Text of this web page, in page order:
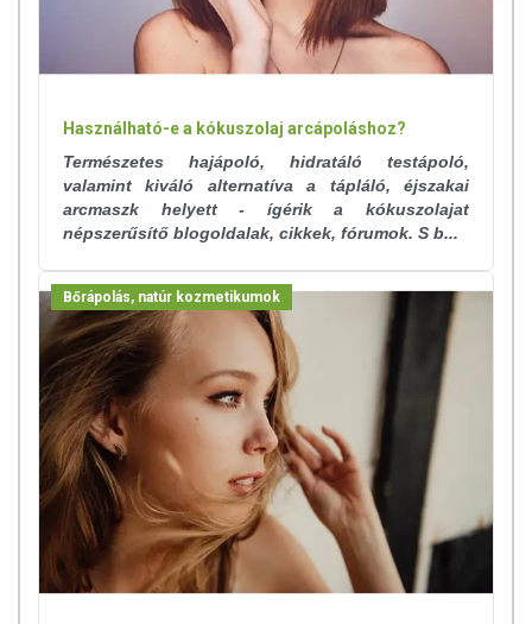
Használható-e a kókuszolaj arcápoláshoz?
Természetes hajápoló, hidratáló testápoló,
valamint kiváló alternatíva a tápláló, éjszakai
arcmaszk helyett - ígérik a kókuszolajat
népszerűsítő blogoldalak, cikkek, fórumok. S b...
Bőrápolás, natúr kozmetikumok